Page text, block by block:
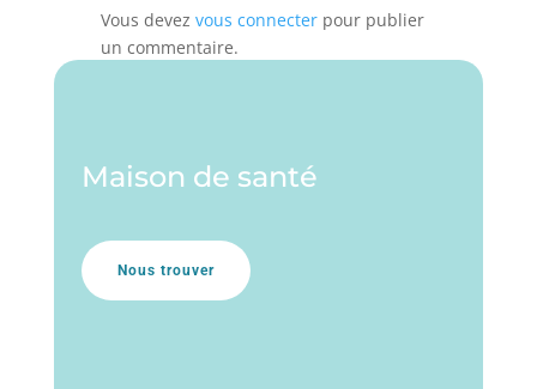
Vous devez vous connecter pour publier
un commentaire.
Maison de santé
Nous trouver